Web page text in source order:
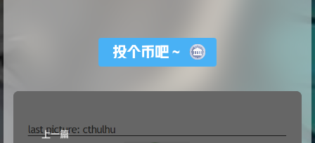
投个币吧～
上一篇